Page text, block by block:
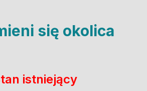
się okolica
istniejący